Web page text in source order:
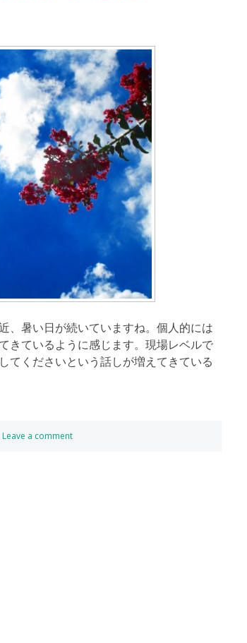
、暑い日が続いていますね。個人的には
きているように感じます。現場レベルで
てくださいという話しが増えてきている
Leave a comment